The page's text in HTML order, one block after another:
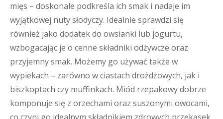
mięs – doskonale podkreśla ich smak i nadaje im
wyjątkowej nuty słodyczy. Idealnie sprawdzi się
również jako dodatek do owsianki lub jogurtu,
wzbogacając je o cenne składniki odżywcze oraz
przyjemny smak. Możemy go używać także w
wypiekach – zarówno w ciastach drożdżowych, jak i
biszkoptach czy muffinkach. Miód rzepakowy dobrze
komponuje się z orzechami oraz suszonymi owocami,